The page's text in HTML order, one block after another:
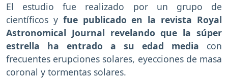
El estudio fue realizado por un grupo de
científicos y fue publicado en la revista Royal
Astronomical Journal revelando que la súper
estrella ha entrado a su edad media con
frecuentes erupciones solares, eyecciones de masa
coronal y tormentas solares.